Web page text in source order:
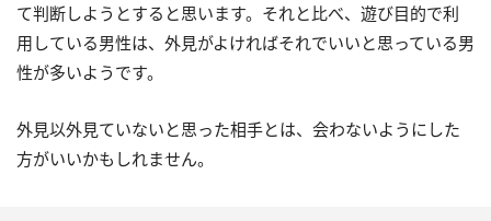
て判断しようとすると思います。それと比べ、遊び目的で利
用している男性は、外見がよければそれでいいと思っている男
性が多いようです。
外見以外見ていないと思った相手とは、会わないようにした
方がいいかもしれません。